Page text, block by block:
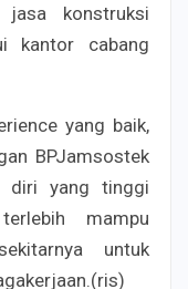
konstruksi
kantor cabang
yang baik,
BPJamsostek
diri yang tinggi
mampu
untuk